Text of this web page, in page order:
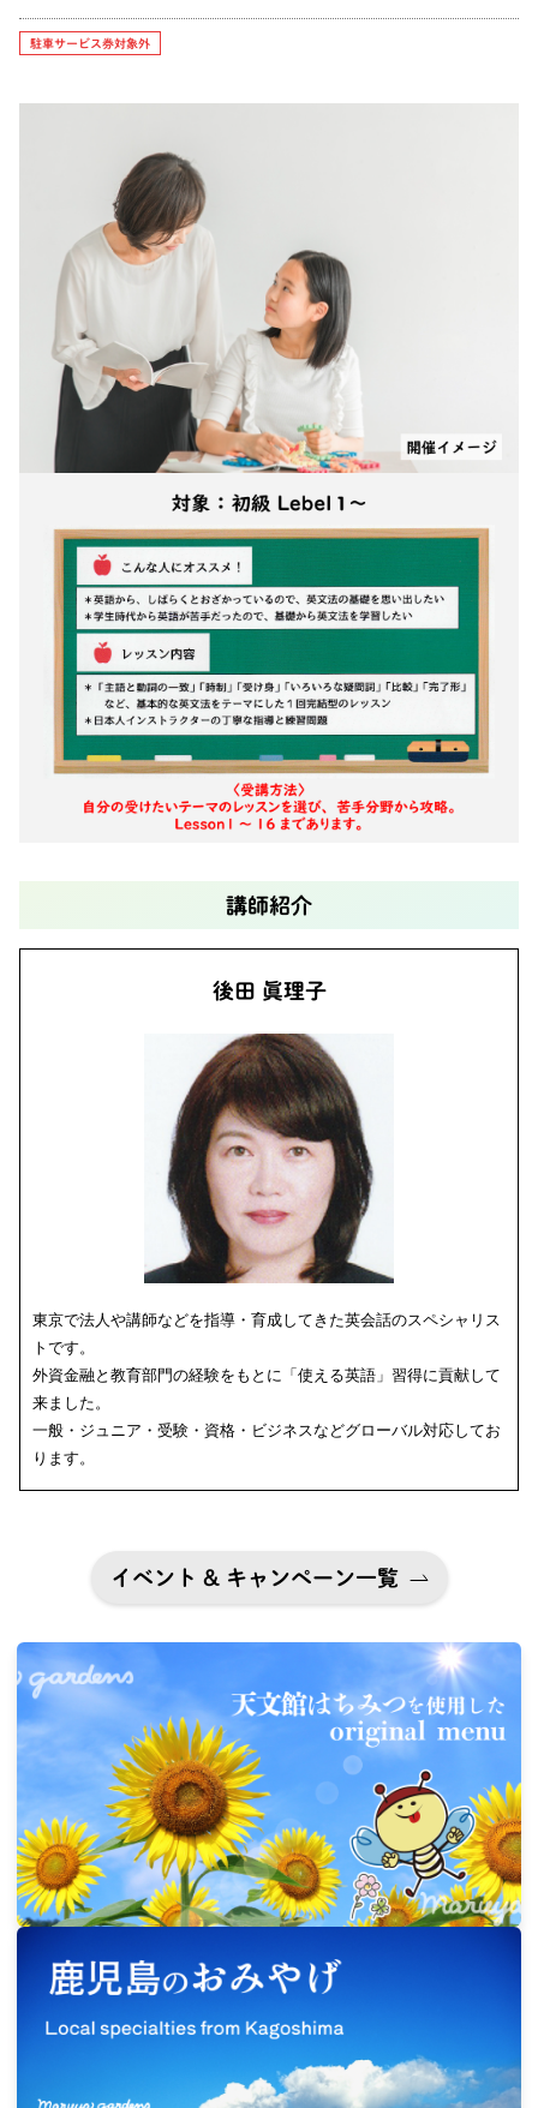
駐車サービス券対象外
講師紹介
後田 眞理子
東京で法人や講師などを指導・育成してきた英会話のスペシャリス
トです。
外資金融と教育部門の経験をもとに「使える英語」習得に貢献して
来ました。
一般・ジュニア・受験・資格・ビジネスなどグローバル対応してお
ります。
イベント & キャンペーン一覧